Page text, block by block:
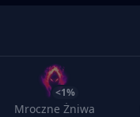
<1%
Mroczne Żniwa